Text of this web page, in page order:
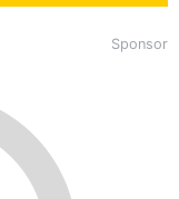
Sponsor